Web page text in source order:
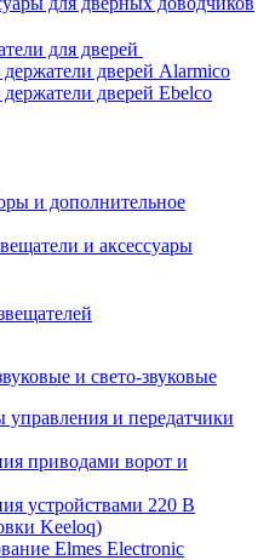
для дверей
дверей Alarmico
дверей Ebelco
и дополнительное
и аксессуары
и свето-звуковые
и передатчики
приводами ворот и
устройствами 220 В
Keeloq)
Elmes Electronic